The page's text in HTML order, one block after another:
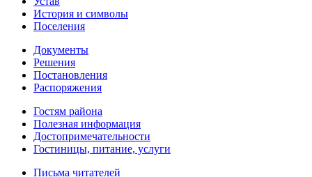
История и символы
Поселения
Документы
Решения
Постановления
Распоряжения
Гостям района
Полезная информация
Достопримечательности
Гостиницы, питание, услуги
Письма читателей